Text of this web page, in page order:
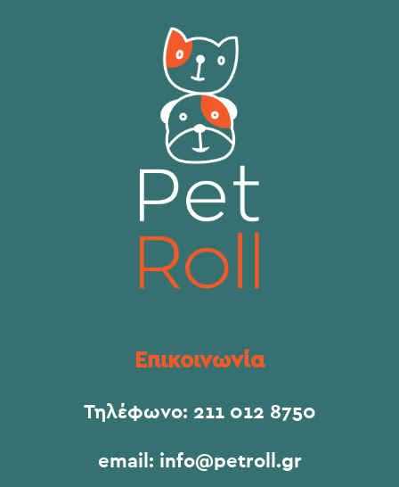
Επικοινωνία
Τηλέφωνο: 211 012 8750
email: info@petroll.gr